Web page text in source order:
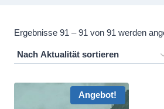
Ergebnisse 91 – 91 von 91 werden
Angebot!